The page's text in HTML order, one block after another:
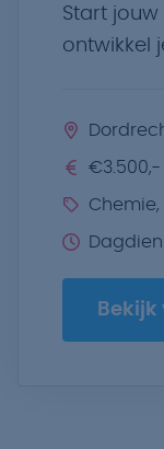
Start
ontwikkel
€3.500,-